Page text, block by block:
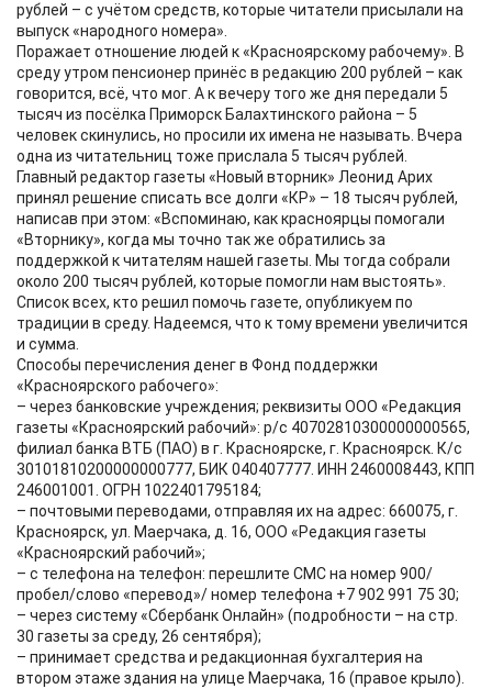
рублей – с учётом средств, которые читатели присылали на
выпуск «народного номера».
Поражает отношение людей к «Красноярскому рабочему». В
среду утром пенсионер принёс в редакцию 200 рублей – как
говорится, всё, что мог. А к вечеру того же дня передали 5
тысяч из посёлка Приморск Балахтинского района – 5
человек скинулись, но просили их имена не называть. Вчера
одна из читательниц тоже прислала 5 тысяч рублей.
Главный редактор газеты «Новый вторник» Леонид Арих
принял решение списать все долги «КР» – 18 тысяч рублей,
написав при этом: «Вспоминаю, как красноярцы помогали
«Вторнику», когда мы точно так же обратились за
поддержкой к читателям нашей газеты. Мы тогда собрали
около 200 тысяч рублей, которые помогли нам выстоять».
Список всех, кто решил помочь газете, опубликуем по
традиции в среду. Надеемся, что к тому времени увеличится
и сумма.
Способы перечисления денег в Фонд поддержки
«Красноярского рабочего»:
– через банковские учреждения; реквизиты ООО «Редакция
газеты «Красноярский рабочий»: р/с 40702810300000000565,
филиал банка ВТБ (ПАО) в г. Красноярске, г. Красноярск. К/с
30101810200000000777, БИК 040407777. ИНН 2460008443, КПП
246001001. ОГРН 1022401795184;
– почтовыми переводами, отправляя их на адрес: 660075, г.
Красноярск, ул. Маерчака, д. 16, ООО «Редакция газеты
«Красноярский рабочий»;
– с телефона на телефон: перешлите СМС на номер 900/
пробел/слово «перевод»/ номер телефона +7 902 991 75 30;
– через систему «Сбербанк Онлайн» (подробности – на стр.
30 газеты за среду, 26 сентября);
– принимает средства и редакционная бухгалтерия на
втором этаже здания на улице Маерчака, 16 (правое крыло).